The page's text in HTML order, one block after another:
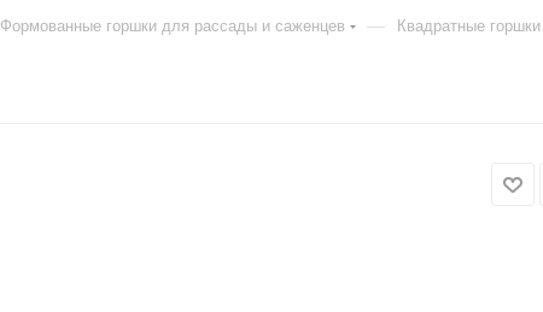
Формованные горшки для рассады и саженцев — Квадратные горшки